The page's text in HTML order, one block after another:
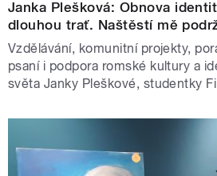
Janka Plešková: Obnova
dlouhou trať. Naštěstí mě
Vzdělávání, komunitní projekty,
psaní i podpora romské kultury a
světa Janky Pleškové, studentky